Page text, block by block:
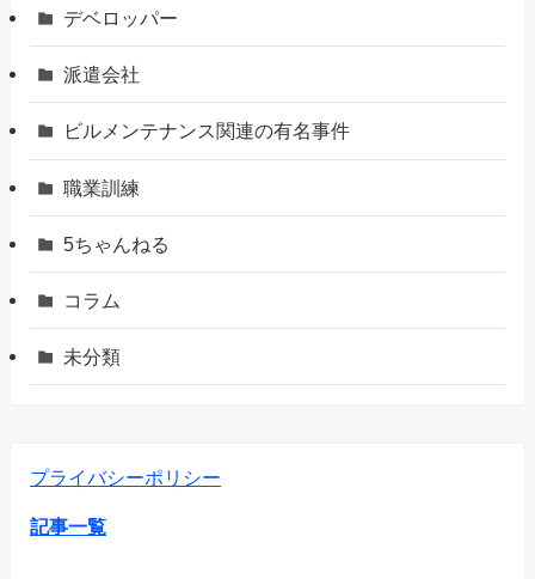
デベロッパー
派遣会社
ビルメンテナンス関連の有名事件
職業訓練
5ちゃんねる
コラム
未分類
プライバシーポリシー
記事一覧